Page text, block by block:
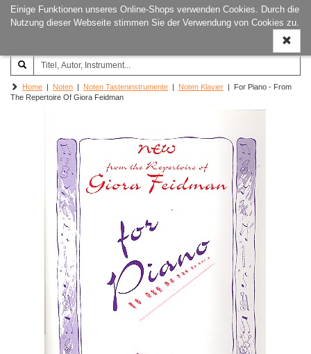
Einige Funktionen unseres Online-Shops verwenden Cookies. Durch die
Nutzung dieser Webseite stimmen Sie der Verwendung von Cookies zu.
ein-/
Joachim‐Trekel‐Musikverlag,
Hamburg
Home | Noten | Noten Tasteninstrumente | Noten Klavier | For Piano - From
The Repertoire Of Giora Feidman